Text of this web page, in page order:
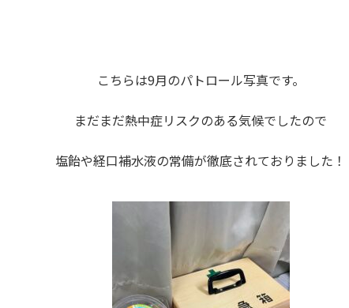
こちらは9月のパトロール写真です。
まだまだ熱中症リスクのある気候でしたので
塩飴や経口補水液の常備が徹底されておりました！